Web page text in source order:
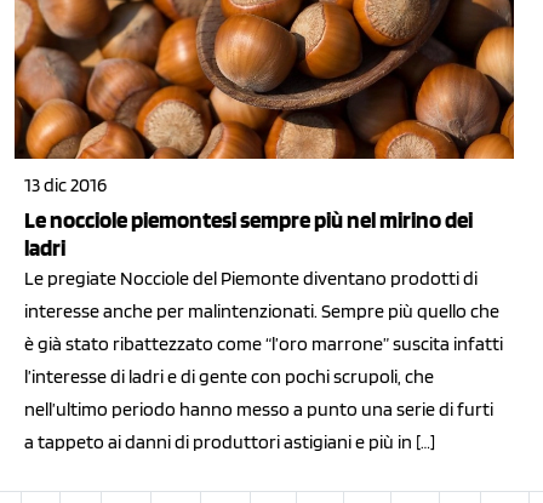
13 dic 2016
Le nocciole piemontesi sempre più nel mirino dei
ladri
Le pregiate Nocciole del Piemonte diventano prodotti di
interesse anche per malintenzionati. Sempre più quello che
è già stato ribattezzato come “l’oro marrone” suscita infatti
l’interesse di ladri e di gente con pochi scrupoli, che
nell’ultimo periodo hanno messo a punto una serie di furti
a tappeto ai danni di produttori astigiani e più in […]